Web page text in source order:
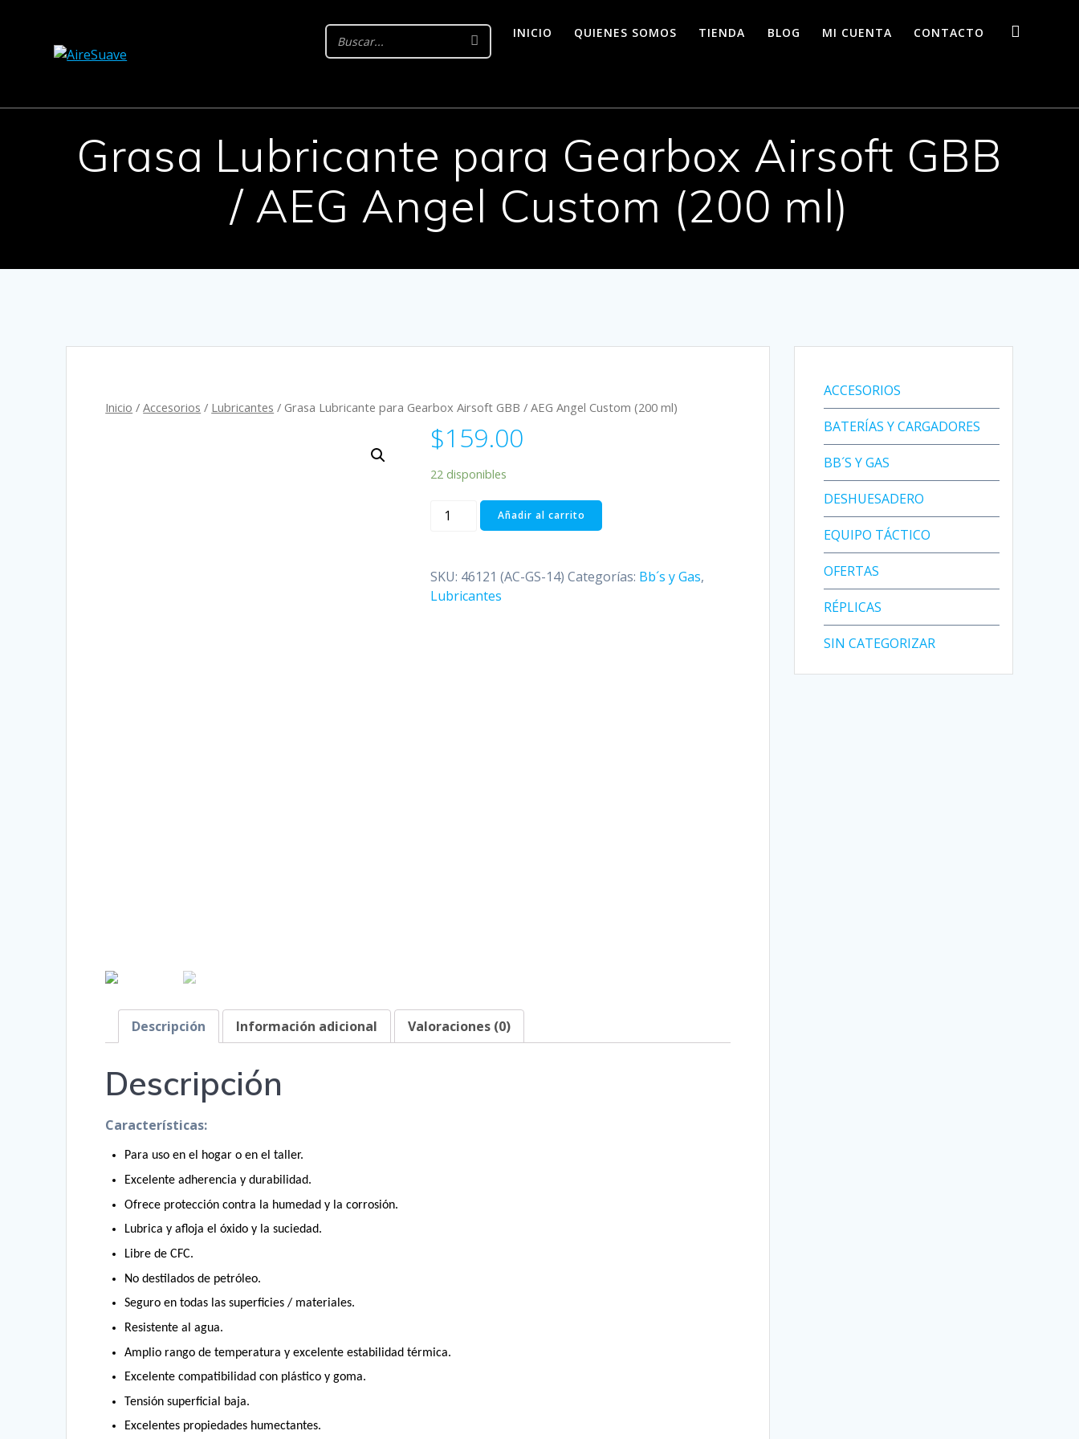
contenido
INICIO QUIENES SOMOS TIENDA BLOG MI CUENTA CONTACTO
Grasa Lubricante para Gearbox Airsoft GBB
/ AEG Angel Custom (200 ml)
Inicio /Accesorios / Lubricantes / Grasa Lubricante para Gearbox Airsoft GBB / AEG Angel Custom (200 ml)
$159.00
22 disponibles
Grasa
Lubricante
Airsoft
GBB
Añadir al carrito
SKU: 46121 (AC-GS-14) Categorías: Bb´s y Gas,
Lubricantes
Descripción Información adicional Valoraciones (0)
Descripción
Características:
Para uso en el hogar o en el taller.
Excelente adherencia y durabilidad.
Ofrece protección contra la humedad y la corrosión.
Lubrica y afloja el óxido y la suciedad.
Libre de CFC.
No destilados de petróleo.
Seguro en todas las superficies / materiales.
Resistente al agua.
Amplio rango de temperatura y excelente estabilidad térmica.
Excelente compatibilidad con plástico y goma.
Tensión superficial baja.
Excelentes propiedades humectantes.
ACCESORIOS
BATERÍAS Y CARGADORES
BB´S Y GAS
DESHUESADERO
EQUIPO TÁCTICO
OFERTAS
RÉPLICAS
SIN CATEGORIZAR